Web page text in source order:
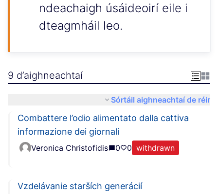
ndeachaigh úsáideoirí eile i
dteagmháil leo.
9 d’aighneachtaí
Sórtáil aighneachtaí de réir
Combattere l’odio alimentato dalla cattiva
informazione dei giornali
Veronica Christofidis 0 0 withdrawn
Vzdelávanie starších generácií